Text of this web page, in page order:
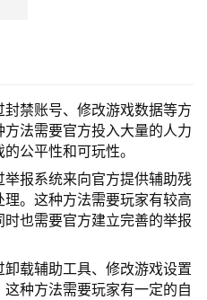
禁账号、修改游戏数据等方
法需要官方投入大量的人力
公平性和可玩性。
报系统来向官方提供辅助残
。这种方法需要玩家有较高
也需要官方建立完善的举报
载辅助工具、修改游戏设置
种方法需要玩家有一定的自